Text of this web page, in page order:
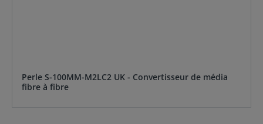
Perle S-100MM-M2LC2 UK - Convertisseur de média
fibre à fibre